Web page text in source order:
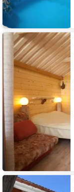
Гостиница
Бельбек
Гостиница
Вилла